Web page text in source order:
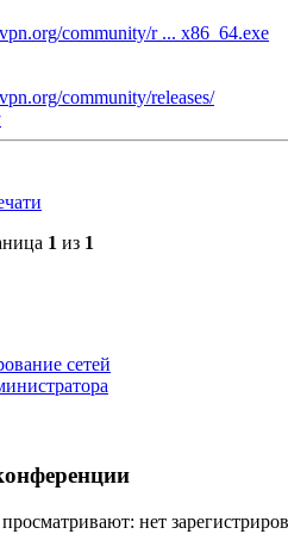
community/r ... x86_64.exe
community/releases/
1 из 1
сетей
нет